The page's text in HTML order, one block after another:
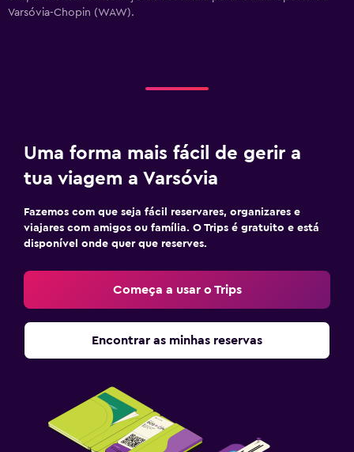
Varsóvia-Chopin (WAW).
Uma forma mais fácil de gerir a
tua viagem a Varsóvia
Fazemos com que seja fácil reservares, organizares e
viajares com amigos ou família. O Trips é gratuito e está
disponível onde quer que reserves.
Começa a usar o Trips
Encontrar as minhas reservas